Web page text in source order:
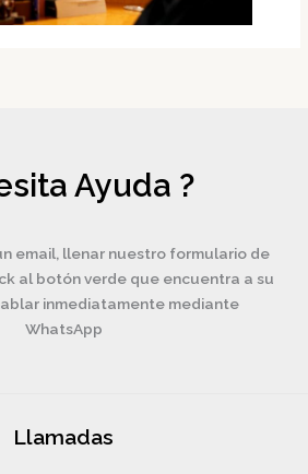
Ayuda ?
email, llenar nuestro formulario de
al botón verde que encuentra a su
inmediatamente mediante
WhatsApp
Llamadas